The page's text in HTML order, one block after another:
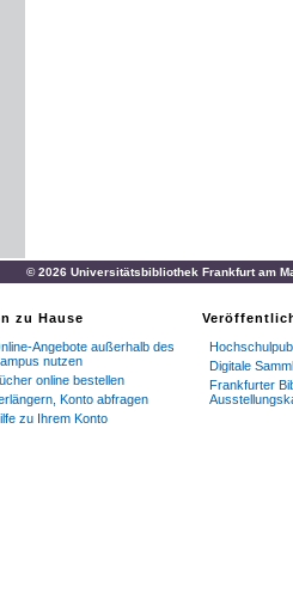
© 2026 Universitätsbibliothek Frankfurt am
zu Hause
Angebote außerhalb des
nutzen
online bestellen
Konto abfragen
zu Ihrem Konto
Digitale
Frankfurter